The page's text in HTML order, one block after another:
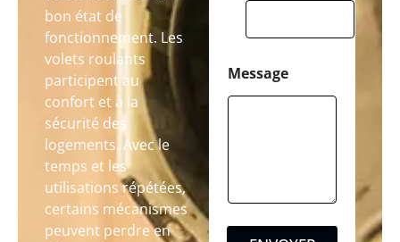
bon état de
fonctionnement. Les
volets roulants
participent au
confort et à la
sécurité des
logements. Avec le
temps et les
utilisations répétées,
certains mécanismes
peuvent perdre en
Message